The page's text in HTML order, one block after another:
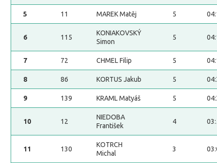
5 11 MAREK Matěj 5
6 115
KONIAKOVSKÝ
Simon
5
7 72 CHMEL Filip 5
8 86 KORTUS Jakub 5
9 139 KRAML Matyáš 5
10 12
NIEDOBA
František
4
11 130
KOTRCH
Michal
3